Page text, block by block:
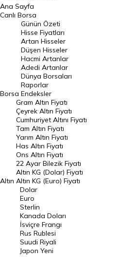
BIST 100 Hisseleri
En Çok Artan Hisseler
En Çok Düşen Hisseler
Hacmi Artanlar
Geçmiş Kapanışlar
Dünya Borsaları
Raporlar
Endeksler
DÖVİZ
Döviz Kuru
Dolar Kuru
Euro Kuru
Pound Kuru
Frank Kuru
Riyal Kuru
Avustralya Doları
Ana Sayfa
Canlı Borsa
Borsa
Günün Özeti
Hisse Fiyatları
Artan Hisseler
Düşen Hisseler
Hacmi Artanlar
Adedi Artanlar
Dünya Borsaları
Raporlar
Endeksler
Altın
Gram Altın Fiyatı
Çeyrek Altın Fiyatı
Cumhuriyet Altını Fiyatı
Tam Altın Fiyatı
Yarım Altın Fiyatı
Has Altın Fiyatı
Ons Altın Fiyatı
22 Ayar Bilezik Fiyatı
Altın KG (Dolar) Fiyatı
Altın KG (Euro) Fiyatı
Dolar
Euro
Sterlin
Kanada Doları
İsviçre Frangı
Rus Rublesi
Suudi Riyali
Japon Yeni